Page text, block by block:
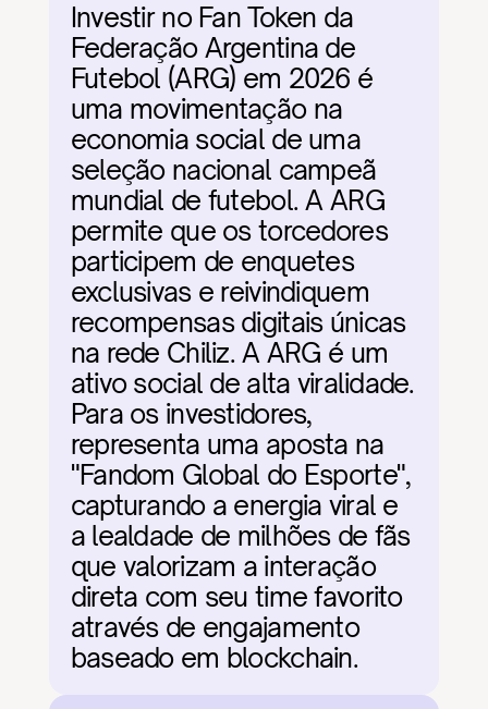
Investir no Fan Token da
Federação Argentina de
Futebol (ARG) em 2026 é
uma movimentação na
economia social de uma
seleção nacional campeã
mundial de futebol. A ARG
permite que os torcedores
participem de enquetes
exclusivas e reivindiquem
recompensas digitais únicas
na rede Chiliz. A ARG é um
ativo social de alta viralidade.
Para os investidores,
representa uma aposta na
"Fandom Global do Esporte",
capturando a energia viral e
a lealdade de milhões de fãs
que valorizam a interação
direta com seu time favorito
através de engajamento
baseado em blockchain.